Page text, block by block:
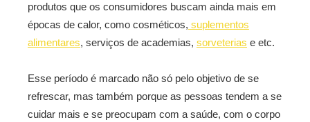
produtos que os consumidores buscam ainda mais em
épocas de calor, como cosméticos, suplementos
alimentares, serviços de academias, sorveterias e etc.
Esse período é marcado não só pelo objetivo de se
refrescar, mas também porque as pessoas tendem a se
cuidar mais e se preocupam com a saúde, com o corpo